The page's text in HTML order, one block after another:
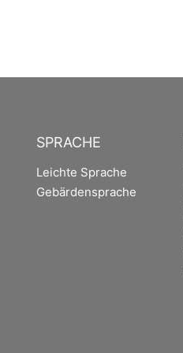
SPRACHE
Leichte Sprache
Gebärdensprache